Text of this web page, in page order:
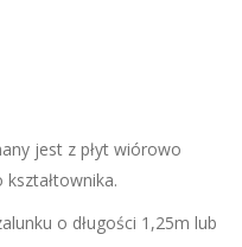
jest z płyt wiórowo
o długości 1,25m lub